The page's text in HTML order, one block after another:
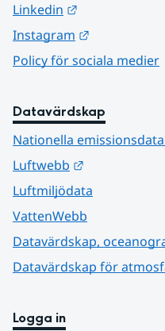
Linkedin
Instagram
Policy för sociala medier
Datavärdskap
Nationella
Luftwebb
Luftmiljödata
VattenWebb
Datavärdskap,
Datavärdskap för
Logga in